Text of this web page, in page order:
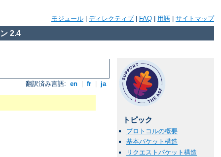
モジュール ディレクティブ FAQ 用語 サイトマップ
2.4
翻訳済み言語: en fr ja
トピック
プロトコルの概要
基本パケット構造
リクエストパケット構造